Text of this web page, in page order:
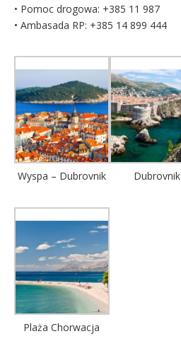
• Pomoc drogowa: +385 11 987
• Ambasada RP: +385 14 899 444
Wyspa – Dubrovnik Dubrovnik
Plaża Chorwacja